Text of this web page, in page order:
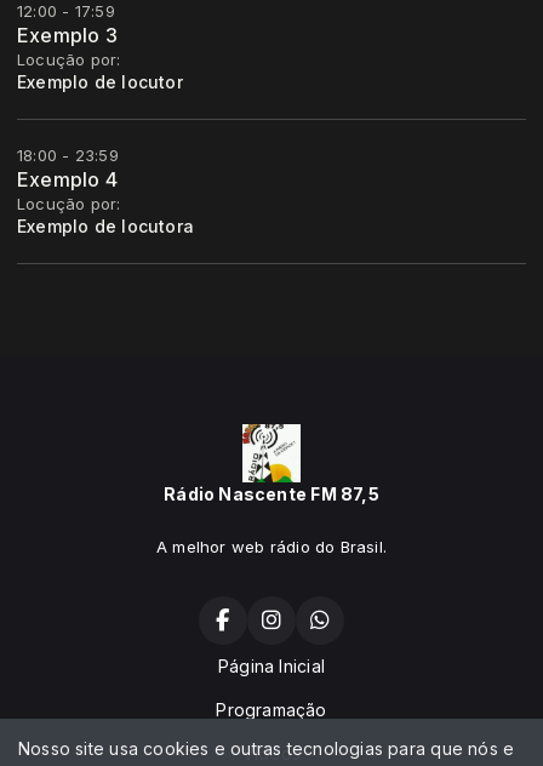
12:00 - 17:59
Exemplo 3
Locução por:
Exemplo de locutor
18:00 - 23:59
Exemplo 4
Locução por:
Exemplo de locutora
Rádio Nascente FM 87,5
A melhor web rádio do Brasil.
Página Inicial
Programação
Vídeos
Nosso site usa cookies e outras tecnologias para que nós e